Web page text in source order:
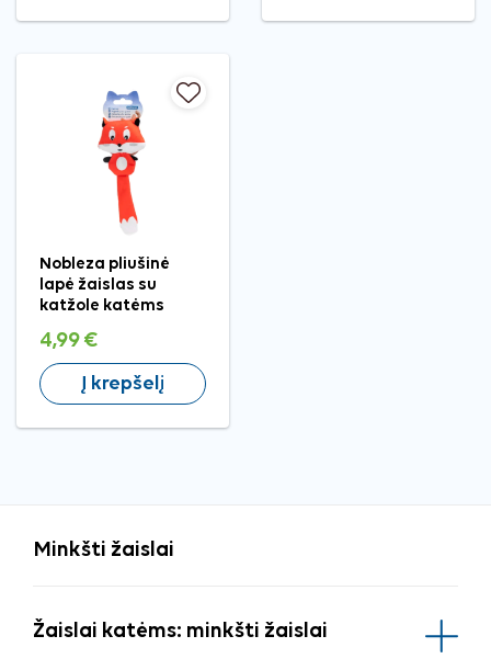
Nobleza pliušinė
lapė žaislas su
katžole katėms
4,99 €
Į krepšelį
Minkšti žaislai
Žaislai katėms: minkšti žaislai